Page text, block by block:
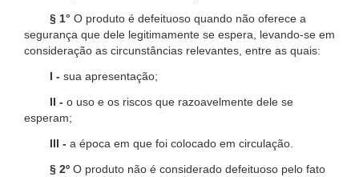
§ 1° O produto é defeituoso quando não oferece a
segurança que dele legitimamente se espera, levando-se em
consideração as circunstâncias relevantes, entre as quais:
I - sua apresentação;
II - o uso e os riscos que razoavelmente dele se
esperam;
III - a época em que foi colocado em circulação.
§ 2º O produto não é considerado defeituoso pelo fato